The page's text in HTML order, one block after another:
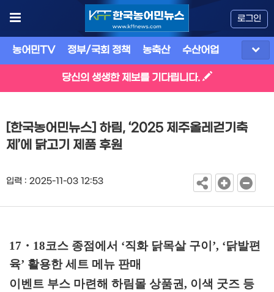
로그인
농어민TV 정부/국회 정책 농축산 수산어업
당신의 생생한 제보를 기다립니다.
[한국농어민뉴스] 하림, ‘2025 제주올레걷기축
제’에 닭고기 제품 후원
입력 : 2025-11-03 12:53
17 ・ 18코스 종점에서 ‘직화 닭목살 구이 ’, ‘닭발편
육’ 활용한 세트 메뉴 판매
이벤트 부스 마련해 하림몰 상품권, 이색 굿즈 등